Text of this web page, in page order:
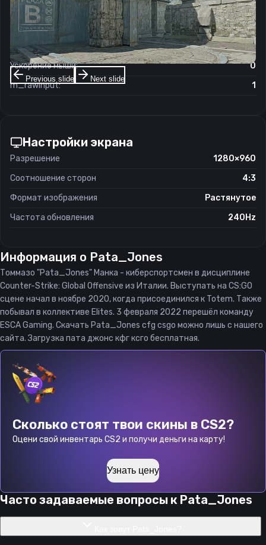
Previous slide Next slide
Чувствительность мыши в игре:
2
Чувствительность мыши в зуме:
1
Чувствительность мыши в Windows:
6/11
Ускорение мыши:
0
m_rawinput:
1
Настройки экрана
Разрешение
1280×960
Соотношение сторон
4:3
Формат изображения
Растянутое
Частота обновления
240Hz
Информация о Pata_Jones
Томмазо "Pata_Jones" Манка - киберспортсмен в дисциплине
Counter-Strike: Global Offensive из Италии. Выступать на CS:GO
сцене начал в ноябре 2020, когда присоединился к Totem. Также
побывал в коллективе Elites. 3 февраля 2022 перешёл команду
ESCA Gaming. Скачать Pata_Jones cfg csgo можно лишь с нашего
сайта. Загрузка пата джонс кфг ксго бесплатная.
Сколько стоят твои скины в CS2?
Оцени свой инвентарь CS2 и получи деньги на карту!
Узнать цену
Часто задаваемые вопросы к Pata_Jones